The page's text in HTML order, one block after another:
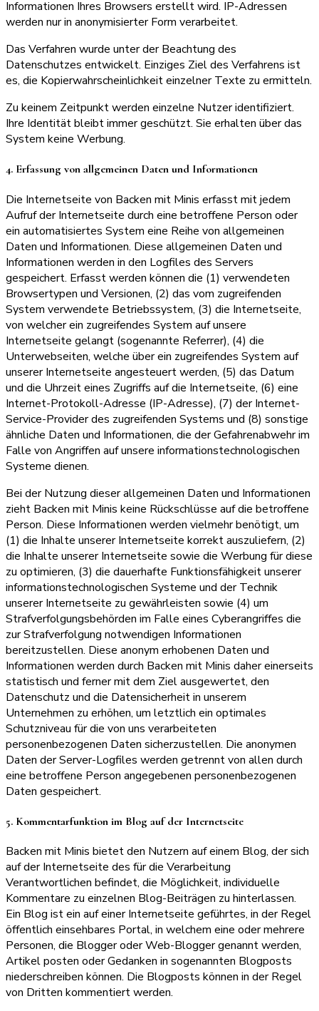
Informationen Ihres Browsers erstellt wird. IP-Adressen
werden nur in anonymisierter Form verarbeitet.
Das Verfahren wurde unter der Beachtung des
Datenschutzes entwickelt. Einziges Ziel des Verfahrens ist
es, die Kopierwahrscheinlichkeit einzelner Texte zu ermitteln.
Zu keinem Zeitpunkt werden einzelne Nutzer identifiziert.
Ihre Identität bleibt immer geschützt. Sie erhalten über das
System keine Werbung.
4. Erfassung von allgemeinen Daten und Informationen
Die Internetseite von Backen mit Minis erfasst mit jedem
Aufruf der Internetseite durch eine betroffene Person oder
ein automatisiertes System eine Reihe von allgemeinen
Daten und Informationen. Diese allgemeinen Daten und
Informationen werden in den Logfiles des Servers
gespeichert. Erfasst werden können die (1) verwendeten
Browsertypen und Versionen, (2) das vom zugreifenden
System verwendete Betriebssystem, (3) die Internetseite,
von welcher ein zugreifendes System auf unsere
Internetseite gelangt (sogenannte Referrer), (4) die
Unterwebseiten, welche über ein zugreifendes System auf
unserer Internetseite angesteuert werden, (5) das Datum
und die Uhrzeit eines Zugriffs auf die Internetseite, (6) eine
Internet-Protokoll-Adresse (IP-Adresse), (7) der Internet-
Service-Provider des zugreifenden Systems und (8) sonstige
ähnliche Daten und Informationen, die der Gefahrenabwehr im
Falle von Angriffen auf unsere informationstechnologischen
Systeme dienen.
Bei der Nutzung dieser allgemeinen Daten und Informationen
zieht Backen mit Minis keine Rückschlüsse auf die betroffene
Person. Diese Informationen werden vielmehr benötigt, um
(1) die Inhalte unserer Internetseite korrekt auszuliefern, (2)
die Inhalte unserer Internetseite sowie die Werbung für diese
zu optimieren, (3) die dauerhafte Funktionsfähigkeit unserer
informationstechnologischen Systeme und der Technik
unserer Internetseite zu gewährleisten sowie (4) um
Strafverfolgungsbehörden im Falle eines Cyberangriffes die
zur Strafverfolgung notwendigen Informationen
bereitzustellen. Diese anonym erhobenen Daten und
Informationen werden durch Backen mit Minis daher einerseits
statistisch und ferner mit dem Ziel ausgewertet, den
Datenschutz und die Datensicherheit in unserem
Unternehmen zu erhöhen, um letztlich ein optimales
Schutzniveau für die von uns verarbeiteten
personenbezogenen Daten sicherzustellen. Die anonymen
Daten der Server-Logfiles werden getrennt von allen durch
eine betroffene Person angegebenen personenbezogenen
Daten gespeichert.
5. Kommentarfunktion im Blog auf der Internetseite
Backen mit Minis bietet den Nutzern auf einem Blog, der sich
auf der Internetseite des für die Verarbeitung
Verantwortlichen befindet, die Möglichkeit, individuelle
Kommentare zu einzelnen Blog-Beiträgen zu hinterlassen.
Ein Blog ist ein auf einer Internetseite geführtes, in der Regel
öffentlich einsehbares Portal, in welchem eine oder mehrere
Personen, die Blogger oder Web-Blogger genannt werden,
Artikel posten oder Gedanken in sogenannten Blogposts
niederschreiben können. Die Blogposts können in der Regel
von Dritten kommentiert werden.